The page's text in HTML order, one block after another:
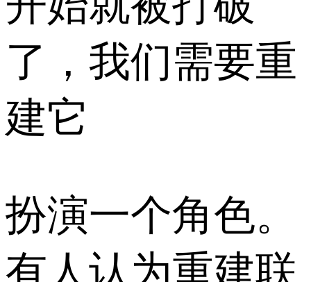
了，我们需要重
建它
扮演一个角色。
有人认为重建联